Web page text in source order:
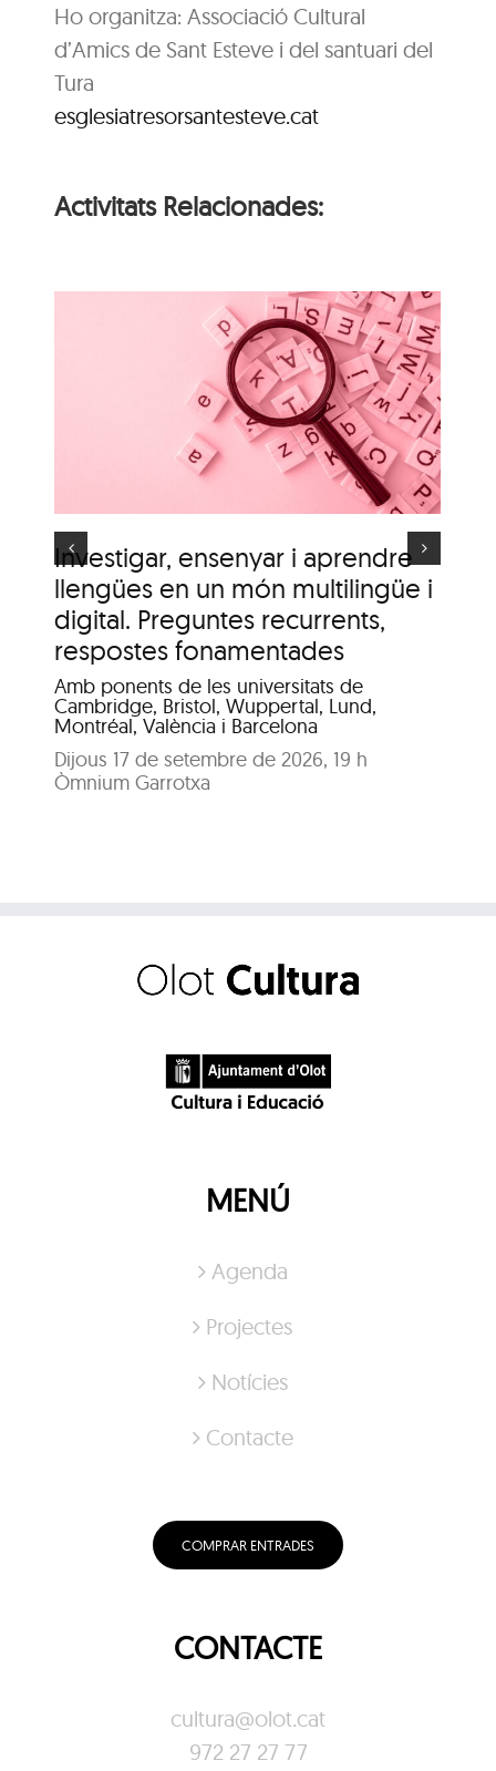
Ho organitza: Associació Cultural
d’Amics de Sant Esteve i del santuari del
Tura
esglesiatresorsantesteve.cat
Activitats Relacionades:
Investigar, ensenyar i aprendre
llengües en un món multilingüe i
digital. Preguntes recurrents,
respostes fonamentades
Amb ponents de les universitats de
Cambridge, Bristol, Wuppertal, Lund,
Montréal, València i Barcelona
Dijous 17 de setembre de 2026, 19 h
Òmnium Garrotxa
Itinerari personal: “El
clima urbà de la ciutat
d’Olot”
MENÚ
Agenda
Projectes
Notícies
Contacte
COMPRAR ENTRADES
CONTACTE
cultura@olot.cat
972 27 27 77